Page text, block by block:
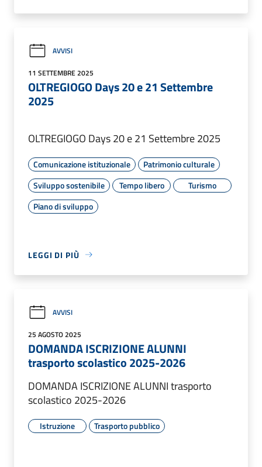
AVVISI
11 SETTEMBRE 2025
OLTREGIOGO Days 20 e 21 Settembre
2025
OLTREGIOGO Days 20 e 21 Settembre 2025
Comunicazione istituzionale
Patrimonio culturale
Sviluppo sostenibile
Tempo libero
Turismo
Piano di sviluppo
LEGGI DI PIÙ
AVVISI
25 AGOSTO 2025
DOMANDA ISCRIZIONE ALUNNI
trasporto scolastico 2025-2026
DOMANDA ISCRIZIONE ALUNNI trasporto
scolastico 2025-2026
Istruzione Trasporto pubblico